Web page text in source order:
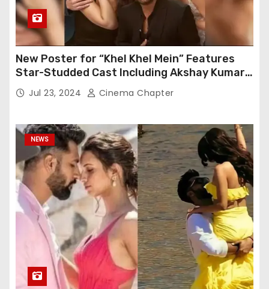
New Poster for “Khel Khel Mein” Features
Star-Studded Cast Including Akshay Kumar,
Taapsee Pannu, Fardeen Khan, and More
Jul 23, 2024 Cinema Chapter
NEWS